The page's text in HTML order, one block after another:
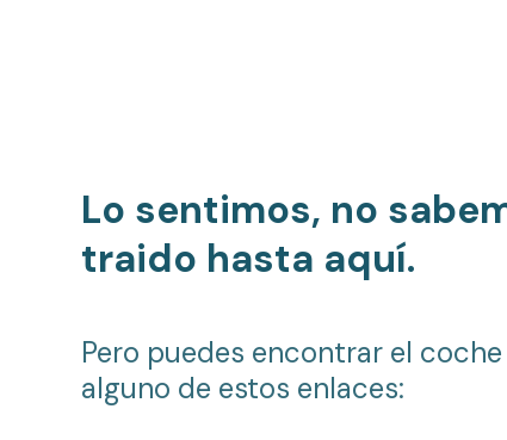
Lo sentimos, no
traido hasta aquí.
Pero puedes encontrar el
alguno de estos enlaces: